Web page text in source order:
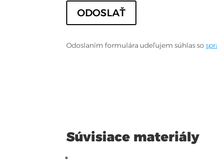
ODOSLAŤ
Odoslaním formulára udeľujem súhlas so
Súvisiace materiály